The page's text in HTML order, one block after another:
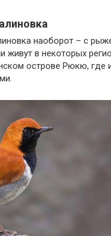
наоборот – с
живут в некоторых
острове Рюкю, где